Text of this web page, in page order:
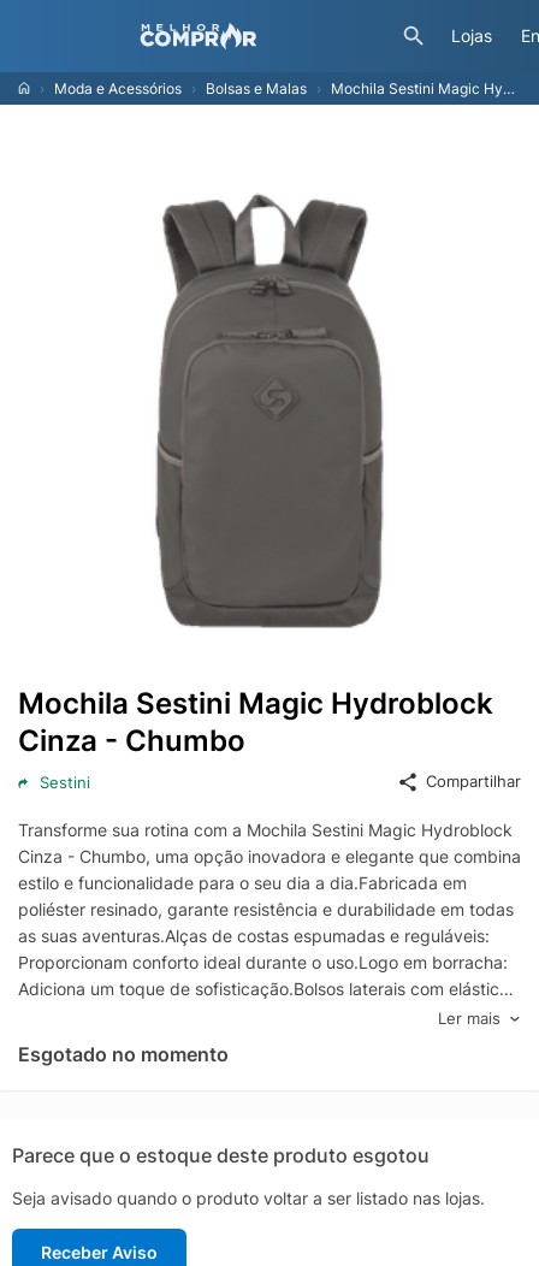
Lojas
Moda e Acessórios Bolsas e Malas Mochila Sestini Magic Hydroblock Cinza - Chumbo
Mochila Sestini Magic Hydroblock
Cinza - Chumbo
Sestini Compartilhar
Transforme sua rotina com a Mochila Sestini Magic Hydroblock
Cinza - Chumbo, uma opção inovadora e elegante que combina
estilo e funcionalidade para o seu dia a dia.Fabricada em
poliéster resinado, garante resistência e durabilidade em todas
as suas aventuras.Alças de costas espumadas e reguláveis:
Proporcionam conforto ideal durante o uso.Logo em borracha:
Adiciona um toque de sofisticação.Bolsos laterais com elástico:
pequenos.Fechamento com zíper: Segurança e praticidade no
acesso aos seus itens.Organizador interno: Mantém seus
enquanto se desloca.Bolso com "tira-cartão" na alça: Acesso
Segurança para objetos de valor.Puxador com trava anti furto:
Protege seus itens contra furtos.Bolso frontal com zíper: Ideal
para itens que precisam de acesso rápido.
Ler mais
Esgotado no momento
Parece que o estoque deste produto esgotou
Seja avisado quando o produto voltar a ser listado nas lojas.
Receber Aviso